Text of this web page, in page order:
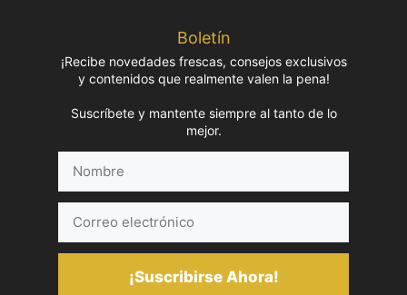
Boletín
¡Recibe novedades frescas, consejos exclusivos
y contenidos que realmente valen la pena!
Suscríbete y mantente siempre al tanto de lo
mejor.
electrónico
¡Suscribirse Ahora!